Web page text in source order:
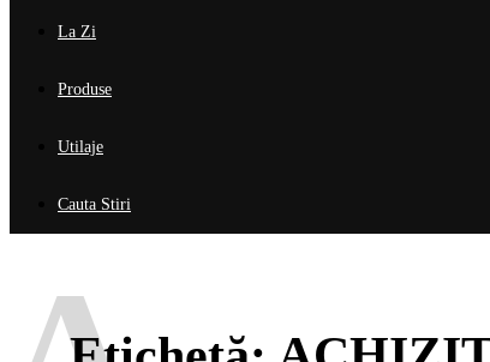
La Zi
Produse
Utilaje
Cauta Stiri